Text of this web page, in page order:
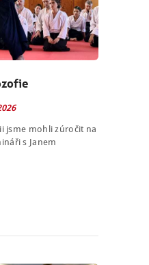
jsme mohli zúročit na
s Janem